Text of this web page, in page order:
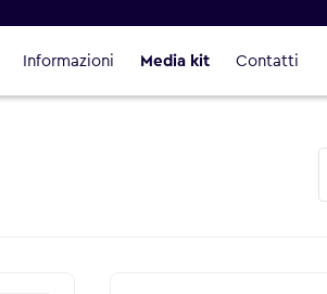
Informazioni Media kit Contatti